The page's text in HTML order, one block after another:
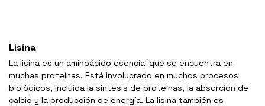
Lisina
La lisina es un aminoácido esencial que se encuentra en
muchas proteínas. Está involucrado en muchos procesos
biológicos, incluida la síntesis de proteínas, la absorción de
calcio y la producción de energía. La lisina también es